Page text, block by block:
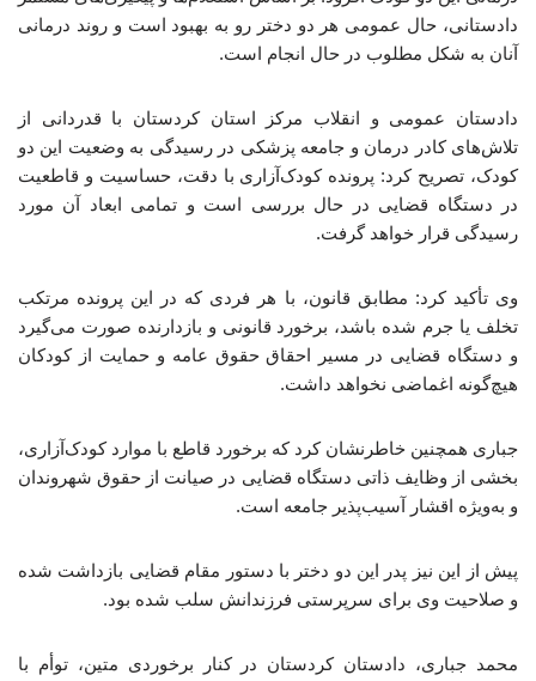
دادستانی، حال عمومی هر دو دختر رو به بهبود است و روند درمانی
آنان به شکل مطلوب در حال انجام است.
دادستان عمومی و انقلاب مرکز استان کردستان با قدردانی از
تلاش‌های کادر درمان و جامعه پزشکی در رسیدگی به وضعیت این دو
کودک، تصریح کرد: پرونده کودک‌آزاری با دقت، حساسیت و قاطعیت
در دستگاه قضایی در حال بررسی است و تمامی ابعاد آن مورد
رسیدگی قرار خواهد گرفت.
وی تأکید کرد: مطابق قانون، با هر فردی که در این پرونده مرتکب
تخلف یا جرم شده باشد، برخورد قانونی و بازدارنده صورت می‌گیرد
و دستگاه قضایی در مسیر احقاق حقوق عامه و حمایت از کودکان
هیچ‌گونه اغماضی نخواهد داشت.
جباری همچنین خاطرنشان کرد که برخورد قاطع با موارد کودک‌آزاری،
بخشی از وظایف ذاتی دستگاه قضایی در صیانت از حقوق شهروندان
و به‌ویژه اقشار آسیب‌پذیر جامعه است.
پیش از این نیز پدر این دو دختر با دستور مقام قضایی بازداشت شده
و صلاحیت وی برای سرپرستی فرزندانش سلب شده بود.
محمد جباری، دادستان کردستان در کنار برخوردی متین، توأم با